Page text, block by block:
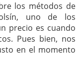
los métodos de
uno de los
precio es cuando
Pues bien, nos
en el momento